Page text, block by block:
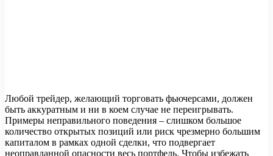
Любой трейдер, желающий торговать фьючерсами, должен
быть аккуратным и ни в коем случае не переигрывать.
Примеры неправильного поведения – слишком большое
количество открытых позиций или риск чрезмерно большим
капиталом в рамках одной сделки, что подвергает
неоправданной опасности весь портфель. Чтобы избежать